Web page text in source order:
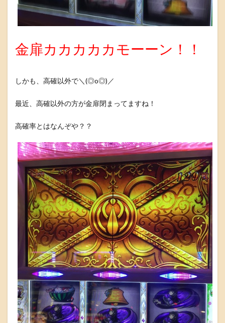
金扉カカカカカモーーン！！
しかも、高確以外で＼(◎o◎)／
最近、高確以外の方が金扉閉まってますね！
高確率とはなんぞや？？